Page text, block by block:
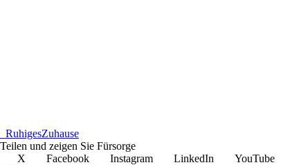
RuhigesZuhause
Teilen und zeigen Sie Fürsorge
X
Facebook Instagram LinkedIn YouTube